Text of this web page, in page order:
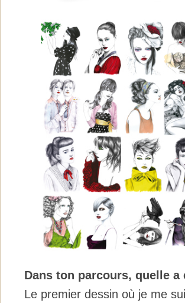
Dans ton parcours, quelle
Le premier dessin où je me